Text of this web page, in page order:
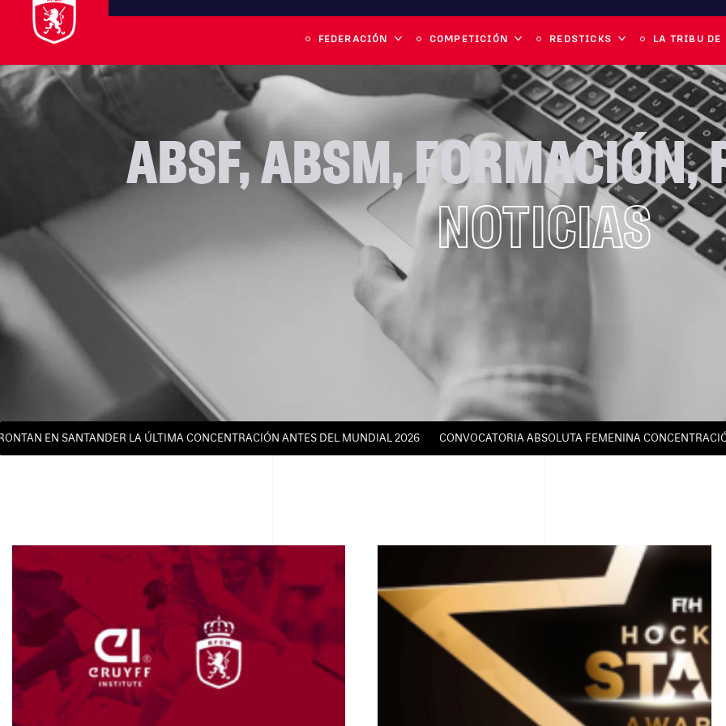
FEDERACIÓN COMPETICIÓN REDSTICKS LA TRIBU DE
ABSF,ABSM,FORMACIÓN,
NOTICIAS
EN SANTANDER LA ÚLTIMA CONCENTRACIÓN ANTES DEL MUNDIAL 2026 CONVOCATORIA ABSOLUTA FEMENINA CONCENTRACIÓN